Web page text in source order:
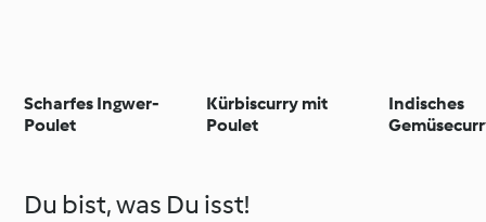
Scharfes Ingwer-
Poulet
Kürbiscurry mit
Poulet
Indisches
Du bist, was Du isst!